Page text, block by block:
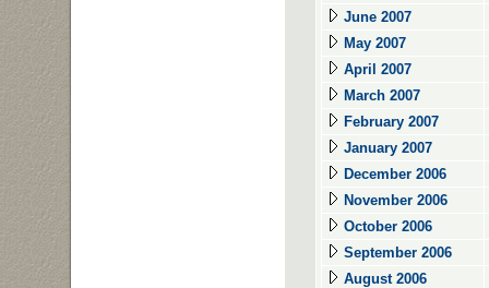
June 2007
May 2007
April 2007
March 2007
February 2007
January 2007
December 2006
November 2006
October 2006
September 2006
August 2006